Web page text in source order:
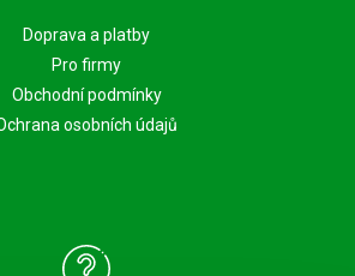
Doprava a platby
Pro firmy
Obchodní podmínky
osobních údajů